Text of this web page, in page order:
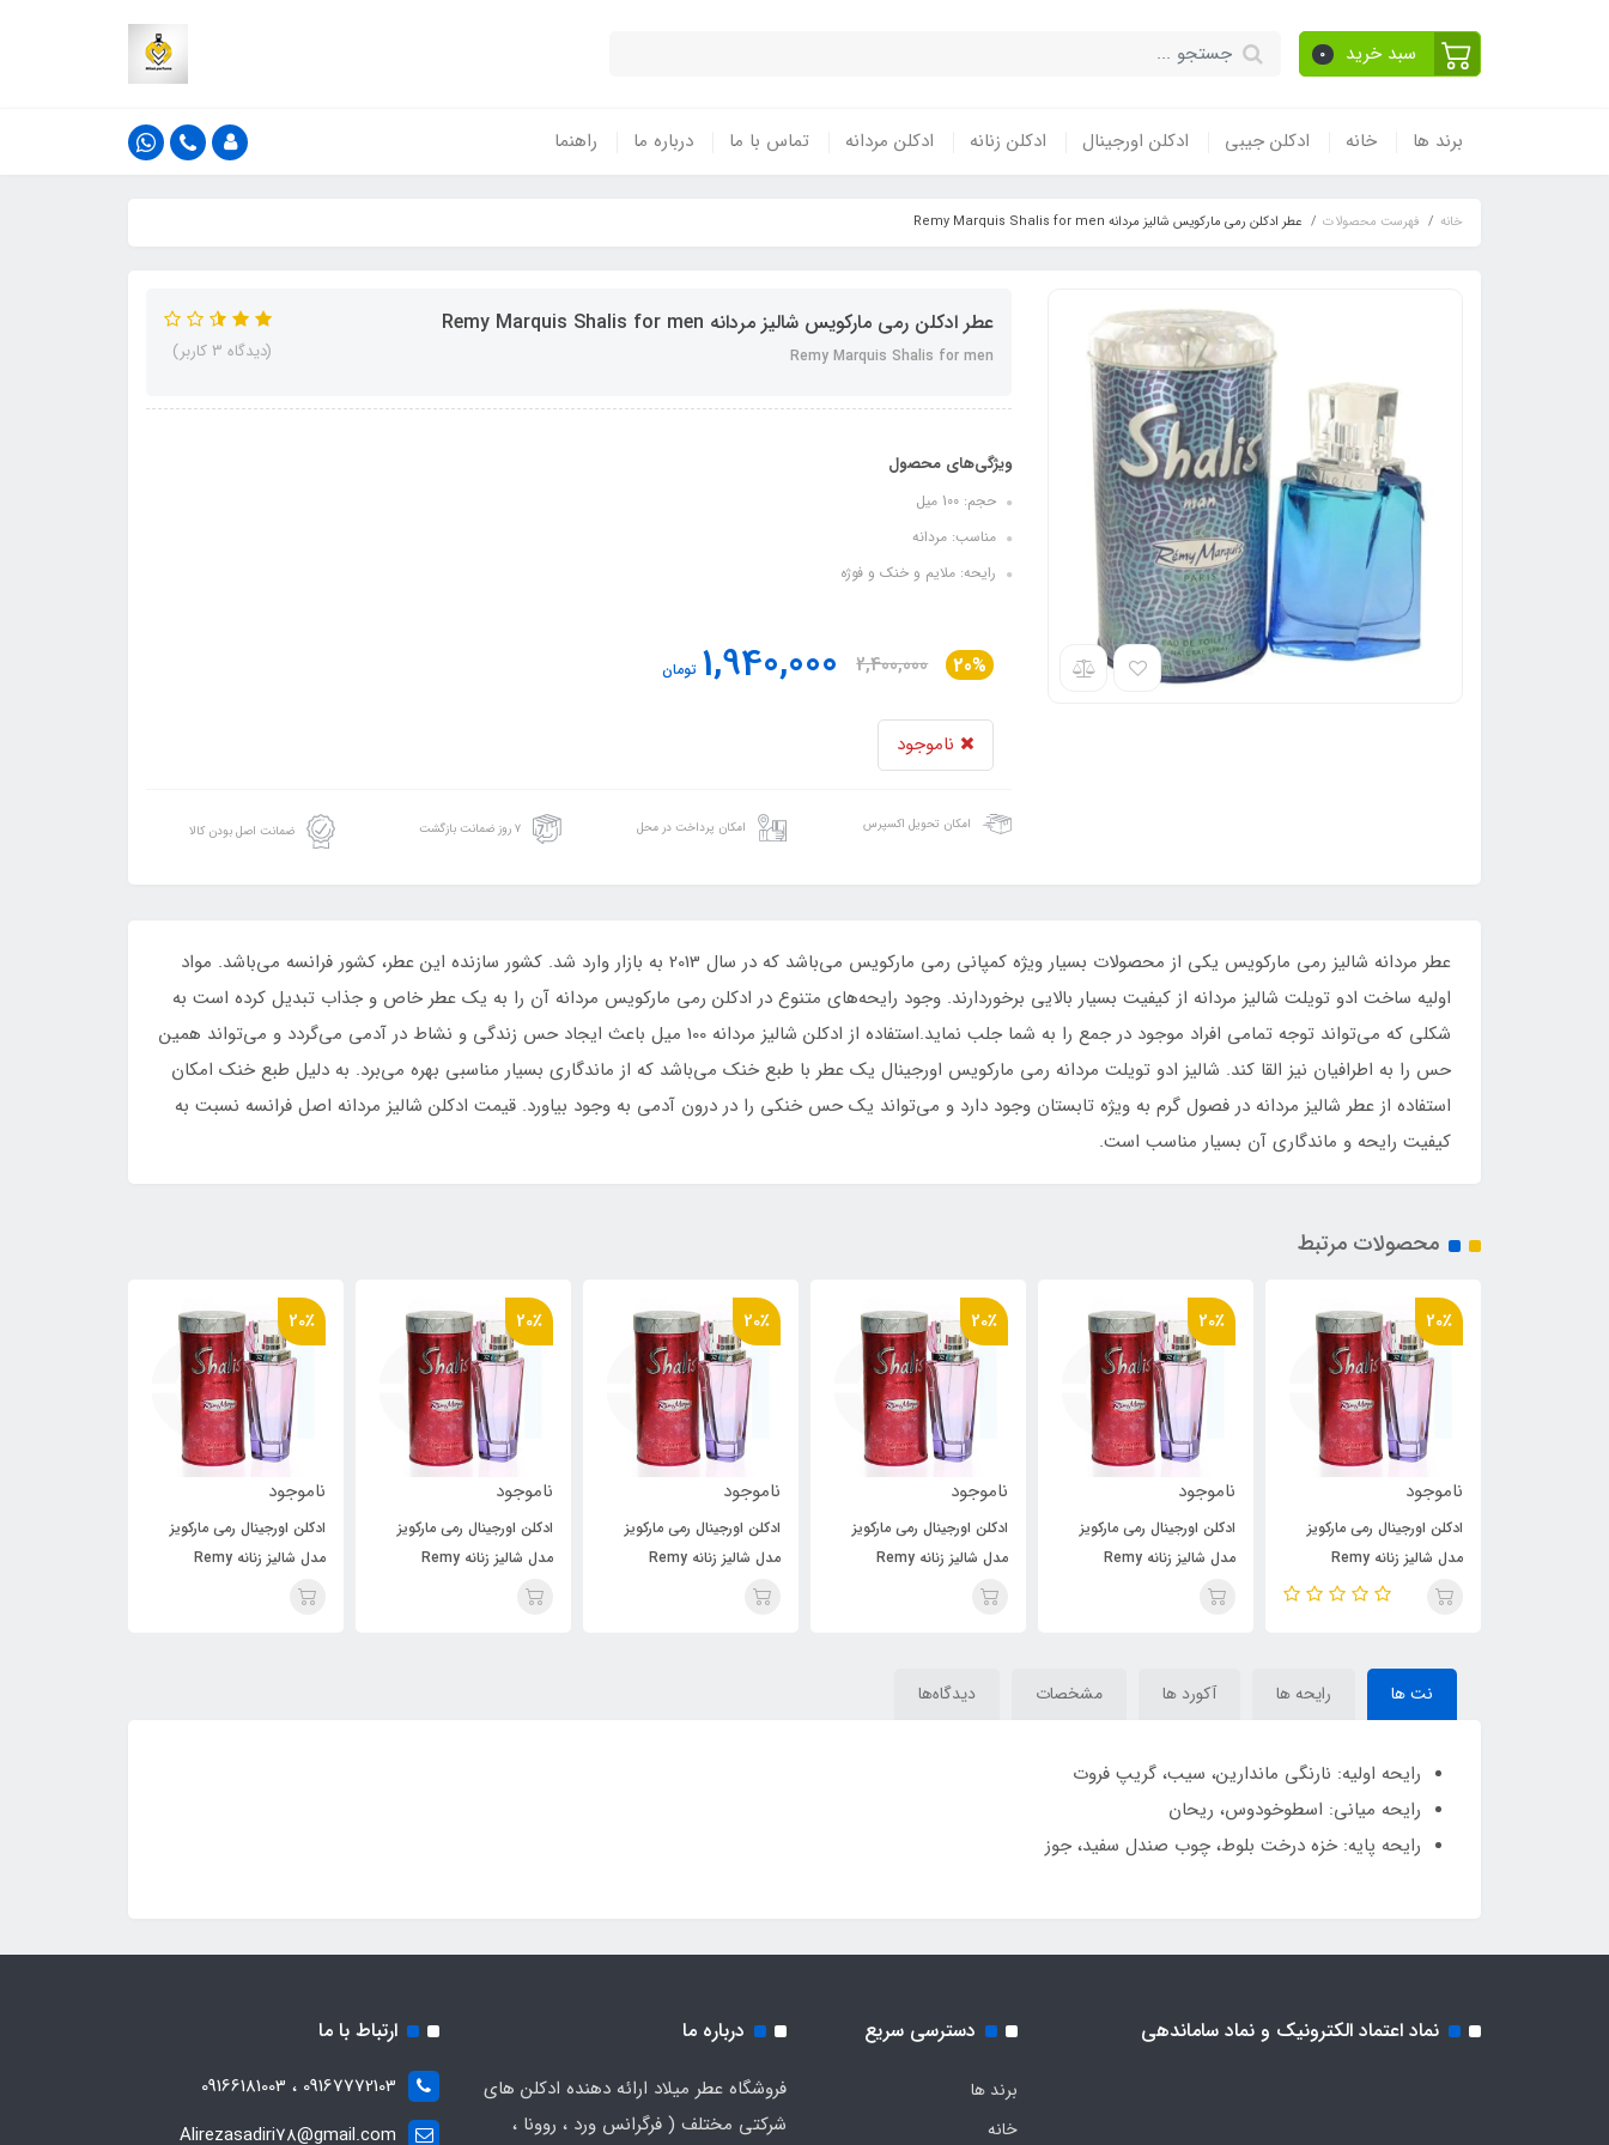
سبد خرید 0
برند ها خانه ادکلن جیبی ادکلن اورجینال ادکلن زنانه ادکلن مردانه تماس با ما درباره ما راهنما
خانه فهرست محصولات عطر ادکلن رمی مارکویس شالیز مردانه Remy Marquis Shalis for men
عطر ادکلن رمی مارکویس شالیز مردانه Remy Marquis Shalis for men
Remy Marquis Shalis for men (دیدگاه 3 کاربر)
ویژگی‌های محصول
حجم: 100 میل
مناسب: مردانه
رایحه: ملایم و خنک و فوژه
20%
2,400,000
1,940,000 تومان
ناموجود
امکان تحویل اکسپرس امکان پرداخت در محل ۷ روز ضمانت بازگشت ضمانت اصل بودن کالا
عطر مردانه شالیز رمی مارکویس یکی از محصولات بسیار ویژه کمپانی رمی مارکویس می‌باشد که در سال 2013 به بازار وارد شد. کشور سازنده این عطر، کشور فرانسه می‌باشد. مواد
اولیه ساخت ادو تویلت شالیز مردانه از کیفیت بسیار بالایی برخوردارند. وجود رایحه‌های متنوع در ادکلن رمی مارکویس مردانه آن را به یک عطر خاص و جذاب تبدیل کرده است به
شکلی که می‌تواند توجه تمامی افراد موجود در جمع را به شما جلب نماید.استفاده از ادکلن شالیز مردانه 100 میل باعث ایجاد حس زندگی و نشاط در آدمی می‌گردد و می‌تواند همین
حس را به اطرافیان نیز القا کند. شالیز ادو تویلت مردانه رمی مارکویس اورجینال یک عطر با طبع خنک می‌باشد که از ماندگاری بسیار مناسبی بهره می‌برد. به دلیل طبع خنک امکان
استفاده از عطر شالیز مردانه در فصول گرم به ویژه تابستان وجود دارد و می‌تواند یک حس خنکی را در درون آدمی به وجود بیاورد. قیمت ادکلن شالیز مردانه اصل فرانسه نسبت به
کیفیت رایحه و ماندگاری آن بسیار مناسب است.
محصولات مرتبط
20٪
ناموجود
ادکلن اورجینال رمی مارکویز
مدل شالیز زنانه Remy
Marquis Shalis for women
20٪
ناموجود
ادکلن اورجینال رمی مارکویز
مدل شالیز زنانه Remy
Marquis Shalis for women
20٪
ناموجود
ادکلن اورجینال رمی مارکویز
مدل شالیز زنانه Remy
Marquis Shalis for women
20٪
ناموجود
ادکلن اورجینال رمی مارکویز
مدل شالیز زنانه Remy
Marquis Shalis for women
20٪
ناموجود
ادکلن اورجینال رمی مارکویز
مدل شالیز زنانه Remy
Marquis Shalis for women
20٪
ناموجود
ادکلن اورجینال رمی مارکویز
مدل شالیز زنانه Remy
Marquis Shalis for women
نت ها رایحه ها آکورد ها مشخصات دیدگاه‌ها
رایحه اولیه: نارنگی ماندارین، سیب، گریپ فروت
رایحه میانی: اسطوخودوس، ریحان
رایحه پایه: خزه درخت بلوط، چوب صندل سفید، جوز
نماد اعتماد الکترونیک و نماد ساماندهی دسترسی سریع
برند ها
خانه
درباره ما
فروشگاه عطر میلاد ارائه دهنده ادکلن های
شرکتی مختلف ( فرگرانس ورد ، روونا ،
ارتباط با ما
09167772103 ، 09166181003
Alirezasadiri78@gmail.com